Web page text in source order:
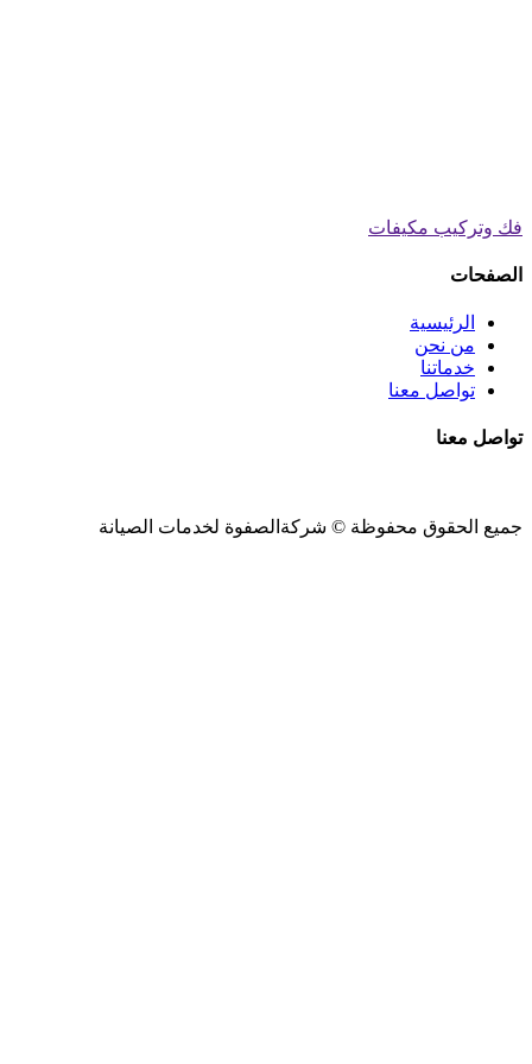
فك وتركيب مكيفات
الصفحات
الرئيسية
من نحن
خدماتنا
تواصل معنا
تواصل معنا
جميع الحقوق محفوظة © شركةالصفوة لخدمات الصيانة